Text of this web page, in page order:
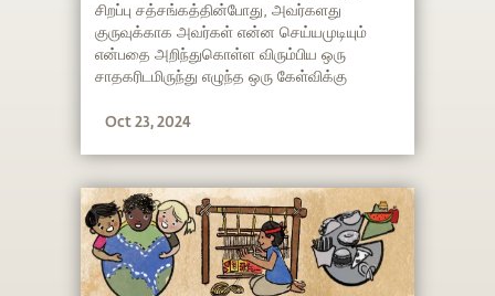
சிறப்பு சத்சங்கத்தின்போது, அவர்களது
குருவுக்காக அவர்கள் என்ன செய்யமுடியும்
என்பதை அறிந்துகொள்ள விரும்பிய ஒரு
சாதகரிடமிருந்து எழுந்த ஒரு கேள்விக்கு
Oct 23, 2024